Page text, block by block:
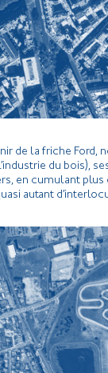
de la friche Ford,
du bois),
en cumulant plus
autant